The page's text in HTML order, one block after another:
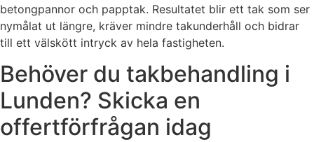
betongpannor och papptak. Resultatet blir ett tak som ser
nymålat ut längre, kräver mindre takunderhåll och bidrar
till ett välskött intryck av hela fastigheten.
Behöver du takbehandling i
Lunden? Skicka en
offertförfrågan idag